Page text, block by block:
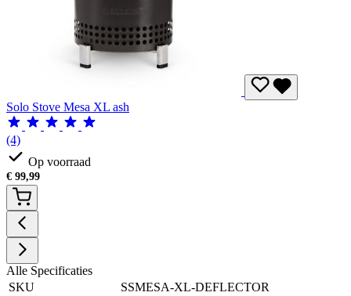
Solo Stove Mesa XL ash
(4)
Op voorraad
€ 99,99
Alle Specificaties
SKU
SSMESA-XL-DEFLECTOR